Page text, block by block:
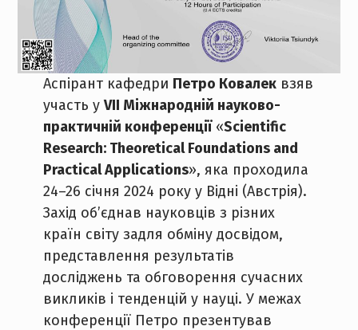
Аспірант кафедри Петро Ковалек взяв
участь уVII Міжнародній науково-
практичній конференції«Scientific
Research: Theoretical Foundations and
Practical Applications», яка проходила
24–26 січня 2024 року у Відні (Австрія).
Захід об’єднав науковців з різних
країн світу задля обміну досвідом,
представлення результатів
досліджень та обговорення сучасних
викликів і тенденцій у науці. У межах
конференції Петро презентував